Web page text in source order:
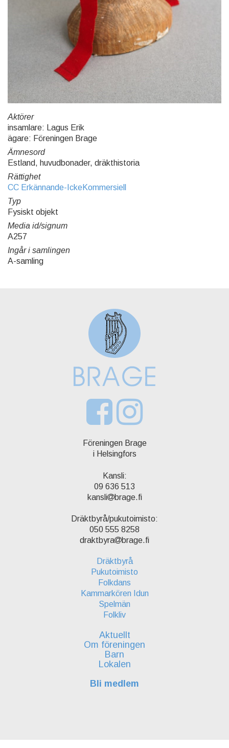
Aktörer
insamlare: Lagus Erik
ägare: Föreningen Brage
Ämnesord
Estland, huvudbonader, dräkthistoria
Rättighet
CC Erkännande-IckeKommersiell
Typ
Fysiskt objekt
Media id/signum
A257
Ingår i samlingen
A-samling
Föreningen Brage
i Helsingfors
Kansli:
09 636 513
kansli
brage.fi
Dräktbyrå/pukutoimisto:
050 555 8258
draktbyra
brage.fi
Dräktbyrå
Pukutoimisto
Folkdans
Kammarkören Idun
Spelmän
Folkliv
Aktuellt
Om föreningen
Barn
Lokalen
Bli medlem